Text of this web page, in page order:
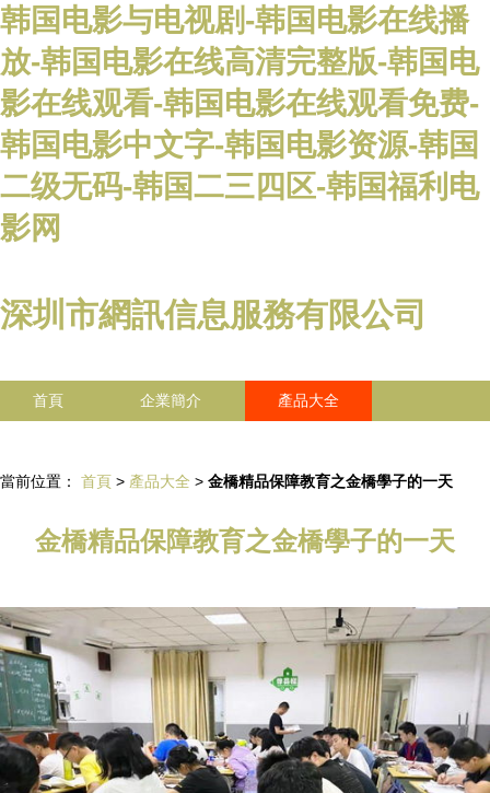
韩国电影与电视剧-韩国电影在线播
放-韩国电影在线高清完整版-韩国电
影在线观看-韩国电影在线观看免费-
韩国电影中文字-韩国电影资源-韩国
二级无码-韩国二三四区-韩国福利电
影网
深圳市網訊信息服務有限公司
首頁 企業簡介 產品大全
當前位置： 首頁 > 產品大全 > 金橋精品保障教育之金橋學子的一天
金橋精品保障教育之金橋學子的一天